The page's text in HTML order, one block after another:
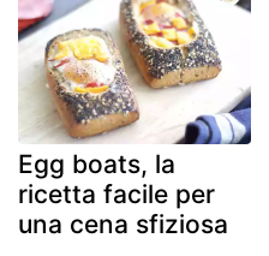
Egg boats, la
ricetta facile per
una cena sfiziosa